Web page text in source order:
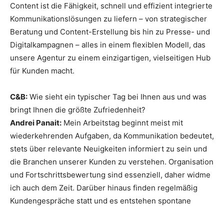
Content ist die Fähigkeit, schnell und effizient integrierte
Kommunikationslösungen zu liefern – von strategischer
Beratung und Content-Erstellung bis hin zu Presse- und
Digitalkampagnen – alles in einem flexiblen Modell, das
unsere Agentur zu einem einzigartigen, vielseitigen Hub
für Kunden macht.
C&B: Wie sieht ein typischer Tag bei Ihnen aus und was
bringt Ihnen die größte Zufriedenheit?
Andrei Panait: Mein Arbeitstag beginnt meist mit
wiederkehrenden Aufgaben, da Kommunikation bedeutet,
stets über relevante Neuigkeiten informiert zu sein und
die Branchen unserer Kunden zu verstehen. Organisation
und Fortschrittsbewertung sind essenziell, daher widme
ich auch dem Zeit. Darüber hinaus finden regelmäßig
Kundengespräche statt und es entstehen spontane